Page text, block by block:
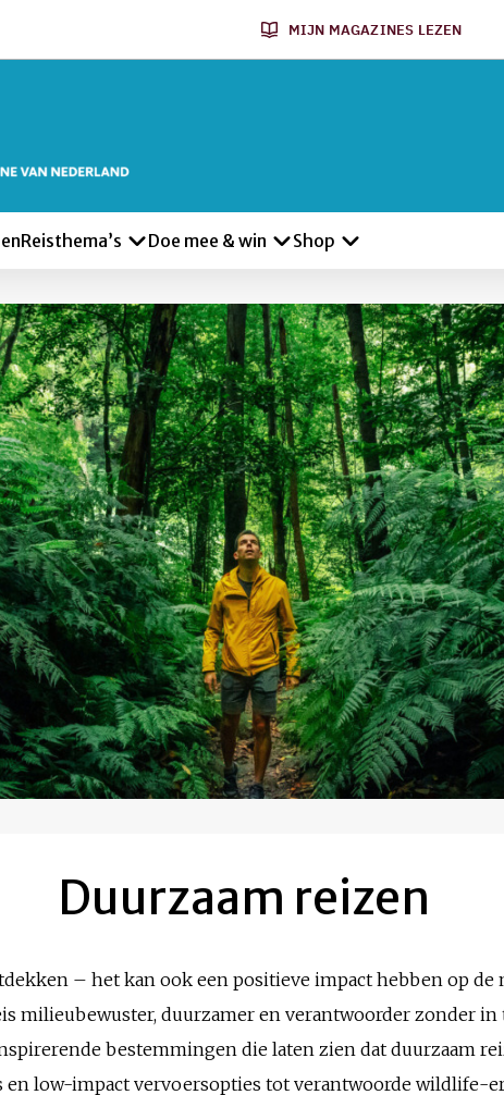
MIJN MAGAZINES LEZEN
Reisthema’s Doe mee & win Shop
Duurzaam reizen
– het kan ook een positieve impact hebben op
milieubewuster, duurzamer en verantwoorder zonder in
bestemmingen die laten zien dat duurzaam
en low-impact vervoersopties tot verantwoorde wildlife-